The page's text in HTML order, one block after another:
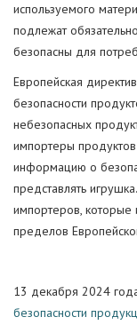
используемого
подлежат
безопасны для
Европейская
безопасности
небезопасных
импортеры
информацию о
представлять
импортеров, которые
пределов
13 декабря 2024
безопасности